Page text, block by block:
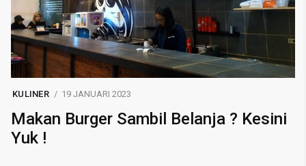
KULINER 19 JANUARI 2023
Makan Burger Sambil Belanja ? Kesini
Yuk !